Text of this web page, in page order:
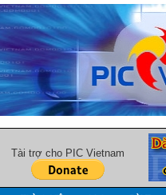
Tài trợ cho PIC Vietnam